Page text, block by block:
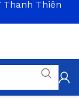
Thiên